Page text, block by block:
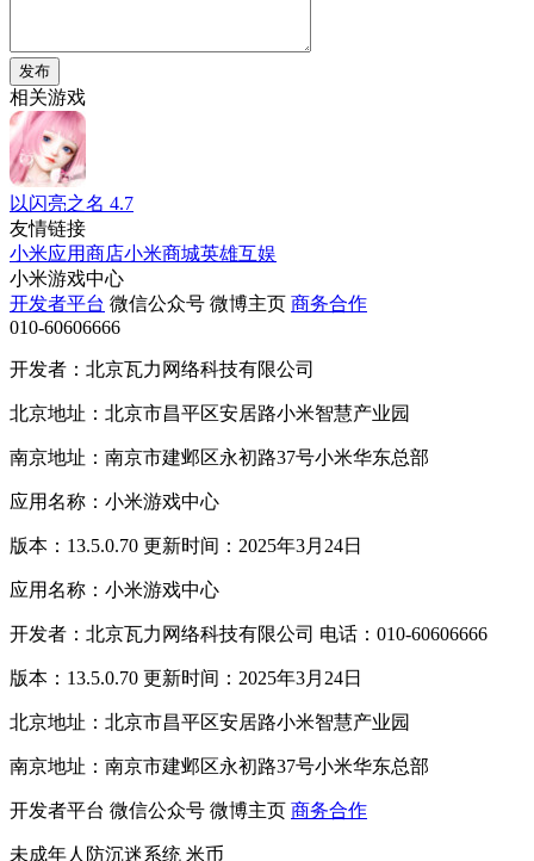
发布
相关游戏
以闪亮之名 4.7
友情链接
小米应用商店小米商城英雄互娱
小米游戏中心
开发者平台 微信公众号 微博主页 商务合作
010-60606666
开发者：北京瓦力网络科技有限公司
北京地址：北京市昌平区安居路小米智慧产业园
南京地址：南京市建邺区永初路37号小米华东总部
应用名称：小米游戏中心
版本：13.5.0.70 更新时间：2025年3月24日
应用名称：小米游戏中心
开发者：北京瓦力网络科技有限公司 电话：010-60606666
版本：13.5.0.70 更新时间：2025年3月24日
北京地址：北京市昌平区安居路小米智慧产业园
南京地址：南京市建邺区永初路37号小米华东总部
开发者平台 微信公众号 微博主页 商务合作
未成年人防沉迷系统 米币